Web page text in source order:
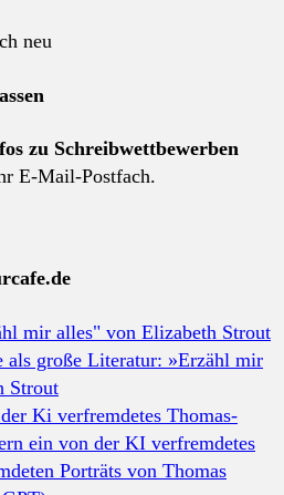
neu
zu Schreibwettbewerben
E-Mail-Postfach.
als große Literatur: »Erzähl mir
Strout